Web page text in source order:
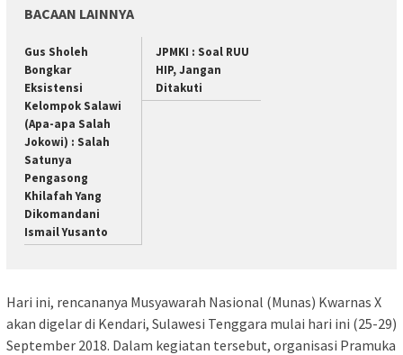
BACAAN LAINNYA
Gus Sholeh
Bongkar
Eksistensi
Kelompok Salawi
(Apa-apa Salah
Jokowi) : Salah
Satunya
Pengasong
Khilafah Yang
Dikomandani
Ismail Yusanto
JPMKI : Soal RUU
HIP, Jangan
Ditakuti
Hari ini, rencananya Musyawarah Nasional (Munas) Kwarnas X
akan digelar di Kendari, Sulawesi Tenggara mulai hari ini (25-29)
September 2018. Dalam kegiatan tersebut, organisasi Pramuka